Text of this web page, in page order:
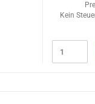
Kein